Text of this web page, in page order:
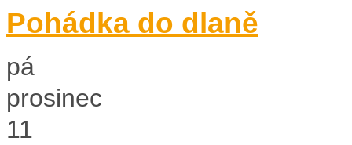
Pohádka do dlaně
pá
prosinec
11